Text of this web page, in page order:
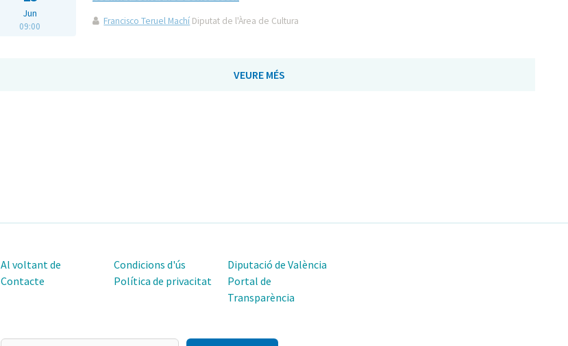
Jun
09:00
Francisco Teruel Machí Diputat de l'Àrea de Cultura
VEURE MÉS
Al voltant de
Contacte
Condicions d'ús
Política de privacitat
Diputació de València
Portal de
Transparència